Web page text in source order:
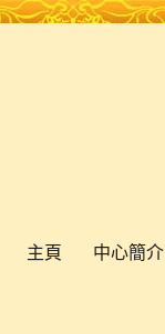
主頁 中心簡介